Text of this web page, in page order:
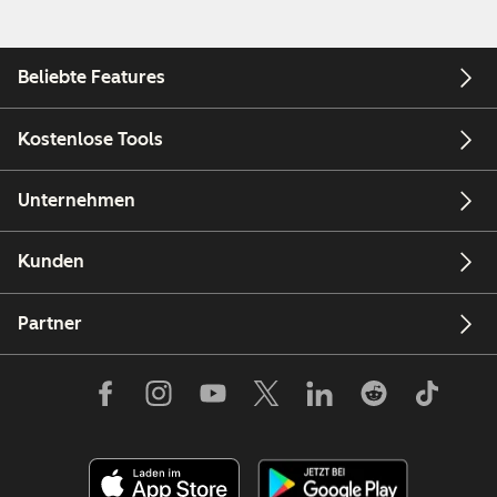
Beliebte Features
Kostenlose Tools
Unternehmen
Kunden
Partner